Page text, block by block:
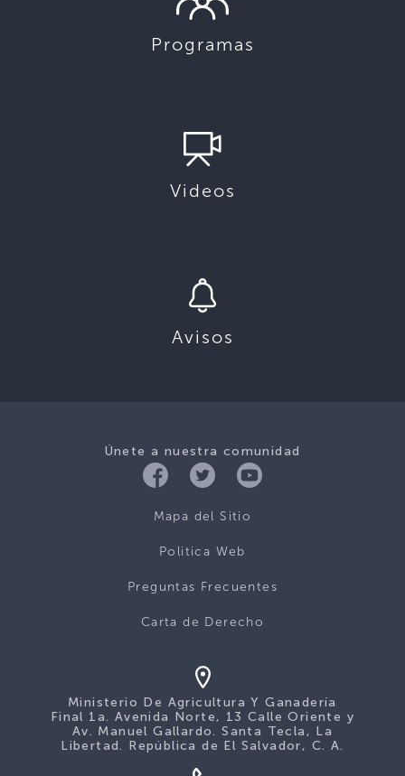
Programas
Videos
Avisos
Únete a nuestra comunidad
Mapa del Sitio
Politica Web
Preguntas Frecuentes
Carta de Derecho
Ministerio De Agricultura Y Ganadería
Final 1a. Avenida Norte, 13 Calle Oriente y
Av. Manuel Gallardo. Santa Tecla, La
Libertad. República de El Salvador, C. A.